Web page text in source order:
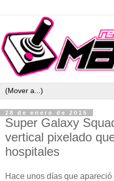
28 de enero de 2015
Super Galaxy
vertical pixelado
hospitales
Hace unos días que